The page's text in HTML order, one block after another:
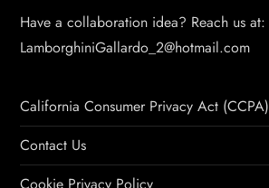
Have a collaboration idea? Reach us at:
LamborghiniGallardo_2@hotmail.com
California Consumer Privacy Act (CCPA)
Contact Us